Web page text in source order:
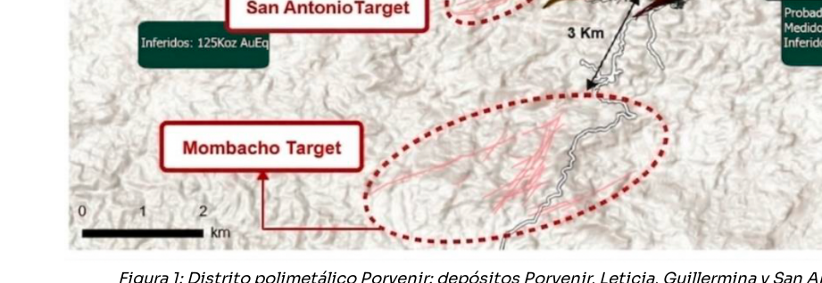
Figura 1: Distrito polimetálico Porvenir: depósitos Porvenir, Leticia, Guillermina y San